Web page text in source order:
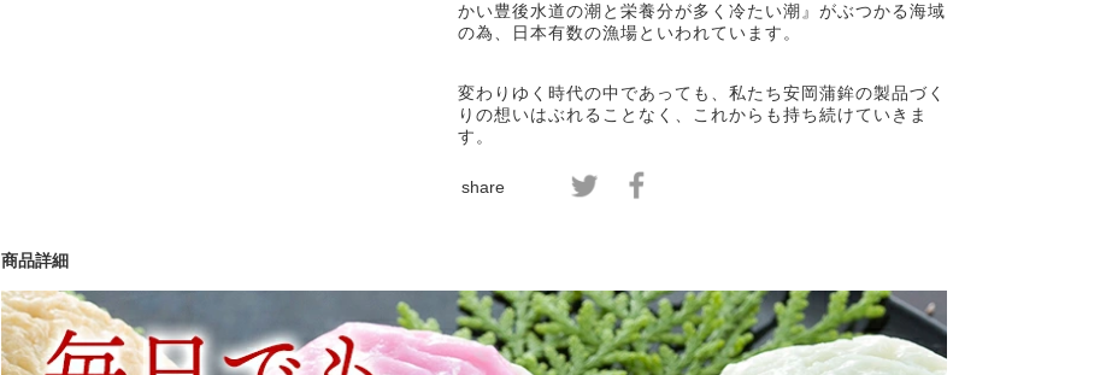
かい豊後水道の潮と栄養分が多く冷たい潮』がぶつかる海域
の為、日本有数の漁場といわれています。
変わりゆく時代の中であっても、私たち安岡蒲鉾の製品づく
りの想いはぶれることなく、これからも持ち続けていきま
す。
share
商品詳細